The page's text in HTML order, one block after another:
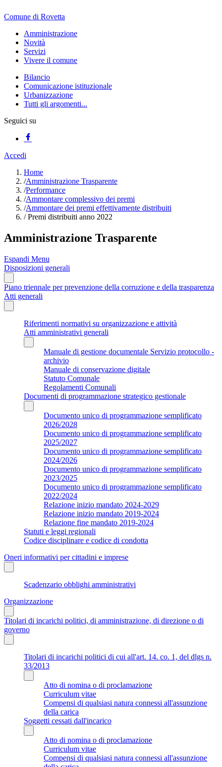
Comune di Rovetta
Amministrazione
Novità
Servizi
Vivere il comune
Bilancio
Comunicazione istituzionale
Urbanizzazione
Tutti gli argomenti...
Seguici su
Accedi
Home
/Amministrazione Trasparente
/Performance
/Ammontare complessivo dei premi
/Ammontare dei premi effettivamente distribuiti
/Premi distribuiti anno 2022
Amministrazione Trasparente
Espandi Menu
Disposizioni generali
Piano triennale per prevenzione della corruzione e della trasparenza
Atti generali
Riferimenti normativi su organizzazione e attività
Atti amministrativi generali
Manuale di gestione documentale Servizio protocollo -
archivio
Manuale di conservazione digitale
Statuto Comunale
Regolamenti Comunali
Documenti di programmazione strategico gestionale
Documento unico di programmazione semplificato
2026/2028
Documento unico di programmazione semplificato
2025/2027
Documento unico di programmazione semplificato
2024/2026
Documento unico di programmazione semplificato
2023/2025
Documento unico di programmazione semplificato
2022/2024
Relazione inizio mandato 2024-2029
Relazione inizio mandato 2019-2024
Relazione fine mandato 2019-2024
Statuti e leggi regionali
Codice disciplinare e codice di condotta
Oneri informativi per cittadini e imprese
Scadenzario obblighi amministrativi
Organizzazione
Titolari di incarichi politici, di amministrazione, di direzione o di
governo
Titolari di incarichi politici di cui all'art. 14. co. 1, del dlgs n.
33/2013
Atto di nomina o di proclamazione
Curriculum vitae
Compensi di qualsiasi natura connessi all'assunzione
della carica
Soggetti cessati dall'incarico
Atto di nomina o di proclamazione
Curriculum vitae
Compensi di qualsiasi natura connessi all'assunzione